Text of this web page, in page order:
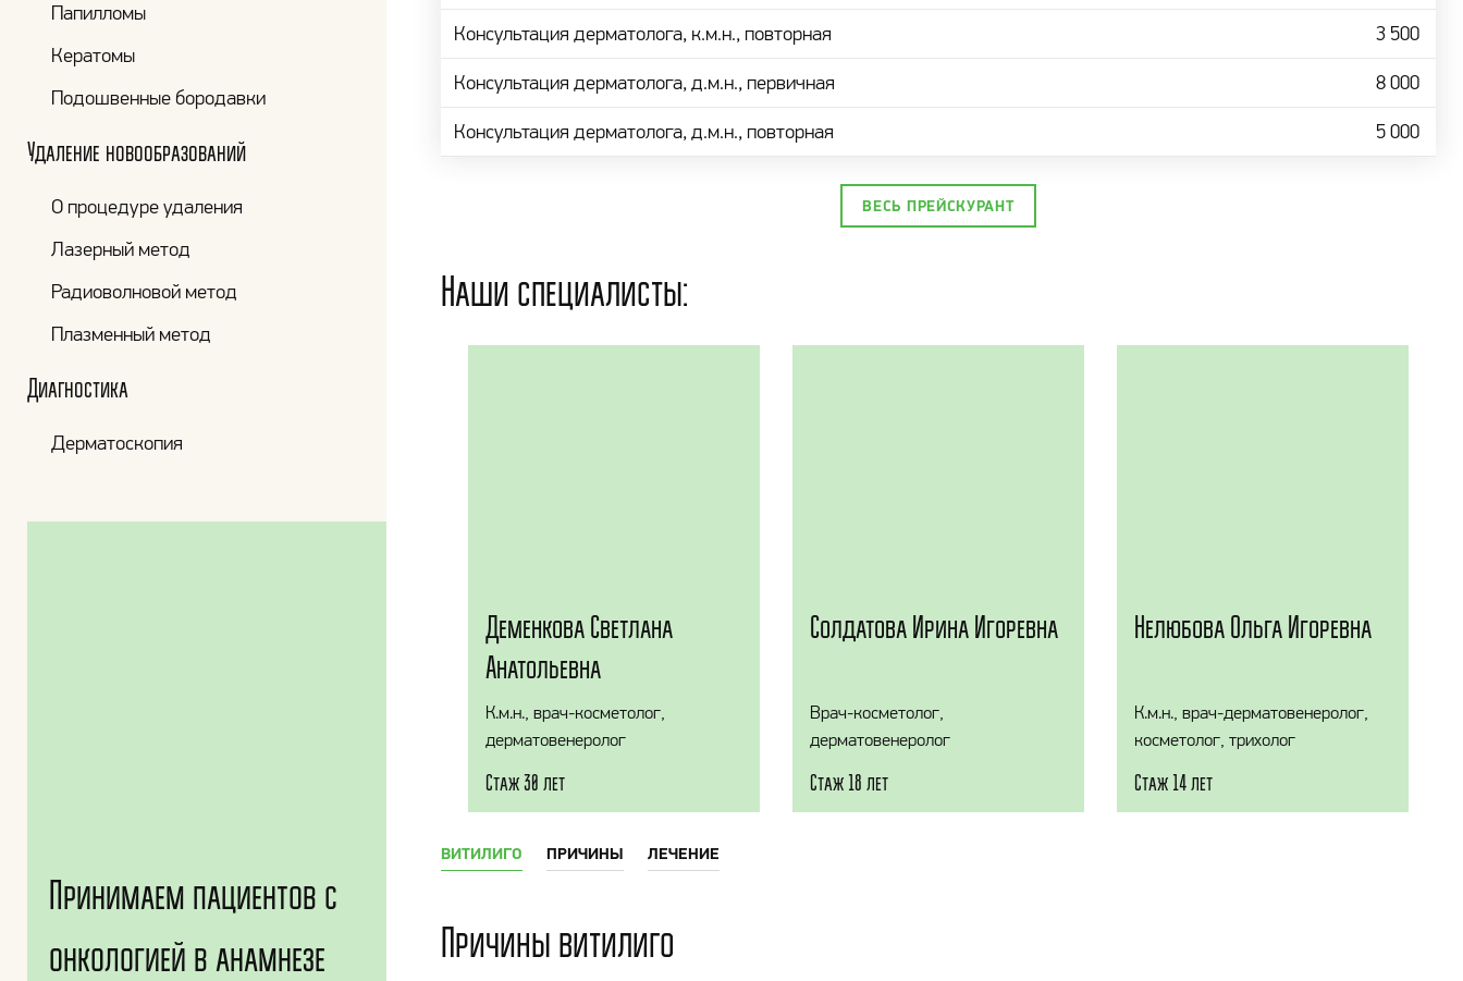
Папилломы
Кератомы
Подошвенные бородавки
Удаление новообразований
О процедуре удаления
Лазерный метод
Радиоволновой метод
Плазменный метод
Диагностика
Дерматоскопия
Принимаем пациентов с
онкологией в анамнезе
Консультация дерматолога, к.м.н., повторная 3 500
Консультация дерматолога, д.м.н., первичная 8 000
Консультация дерматолога, д.м.н., повторная 5 000
ВЕСЬ ПРЕЙСКУРАНТ
Наши специалисты:
Деменкова Светлана
Анатольевна
К.м.н., врач-косметолог,
дерматовенеролог
Стаж 30 лет
Солдатова Ирина Игоревна
Врач-косметолог,
дерматовенеролог
Стаж 18 лет
Нелюбова Ольга Игоревна
К.м.н., врач-дерматовенеролог,
косметолог, трихолог
Стаж 14 лет
ВИТИЛИГО ПРИЧИНЫ ЛЕЧЕНИЕ
Причины витилиго